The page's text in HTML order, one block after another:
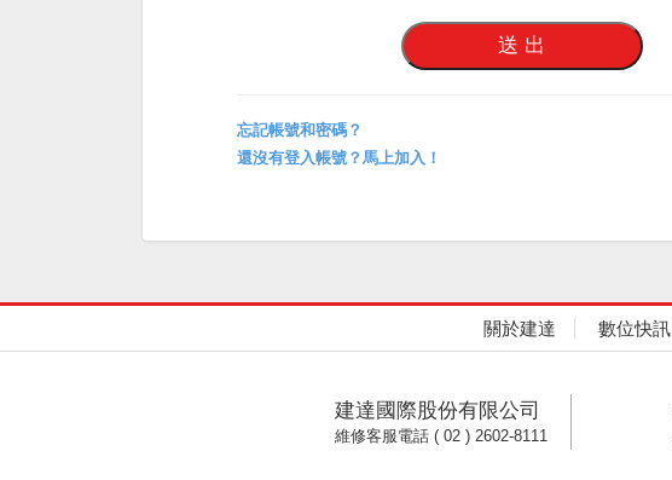
忘記帳號和密碼？
還沒有登入帳號？馬上加入！
關於建達 數位快訊
建達國際股份有限公司
維修客服電話 ( 02 ) 2602-8111